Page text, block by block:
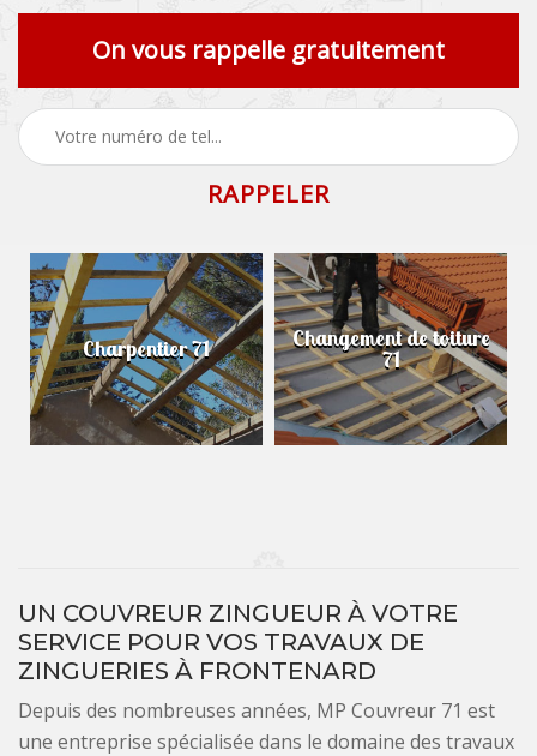
On vous rappelle gratuitement
Charpentier 71 Changement de toiture
71
UN COUVREUR ZINGUEUR À VOTRE
SERVICE POUR VOS TRAVAUX DE
ZINGUERIES À FRONTENARD
Depuis des nombreuses années, MP Couvreur 71 est
une entreprise spécialisée dans le domaine des travaux